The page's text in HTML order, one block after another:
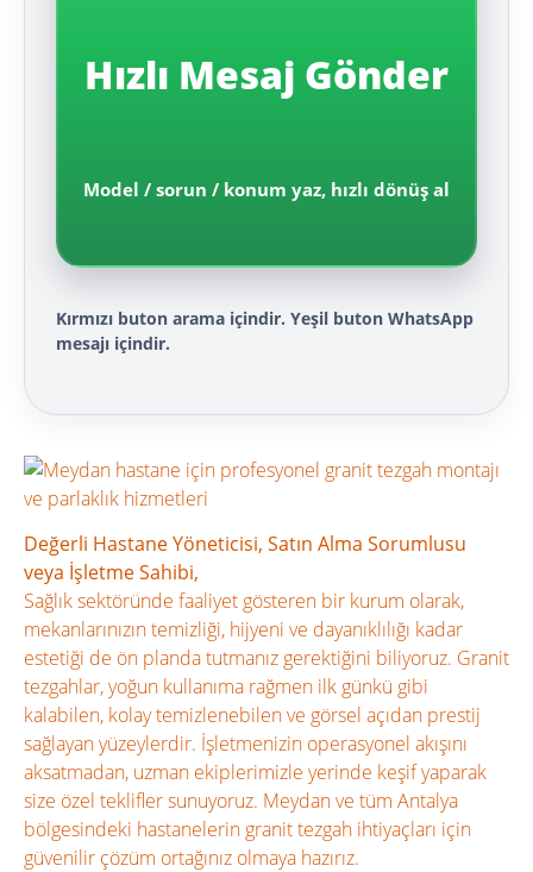
Hızlı Mesaj Gönder
Model / sorun / konum yaz, hızlı dönüş al
Kırmızı buton arama içindir. Yeşil buton WhatsApp
mesajı içindir.
Değerli Hastane Yöneticisi, Satın Alma Sorumlusu
veya İşletme Sahibi,
Sağlık sektöründe faaliyet gösteren bir kurum olarak,
mekanlarınızın temizliği, hijyeni ve dayanıklılığı kadar
estetiği de ön planda tutmanız gerektiğini biliyoruz. Granit
tezgahlar, yoğun kullanıma rağmen ilk günkü gibi
kalabilen, kolay temizlenebilen ve görsel açıdan prestij
sağlayan yüzeylerdir. İşletmenizin operasyonel akışını
aksatmadan, uzman ekiplerimizle yerinde keşif yaparak
size özel teklifler sunuyoruz. Meydan ve tüm Antalya
bölgesindeki hastanelerin granit tezgah ihtiyaçları için
güvenilir çözüm ortağınız olmaya hazırız.